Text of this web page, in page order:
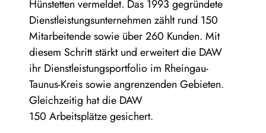
Hünstetten vermeldet. Das 1993 gegründete
Dienstleistungsunternehmen zählt rund 150
Mitarbeitende sowie über 260 Kunden. Mit
diesem Schritt stärkt und erweitert die DAW
ihr Dienstleistungsportfolio im Rheingau-
Taunus-Kreis sowie angrenzenden Gebieten.
Gleichzeitig hat die DAW
150 Arbeitsplätze gesichert.